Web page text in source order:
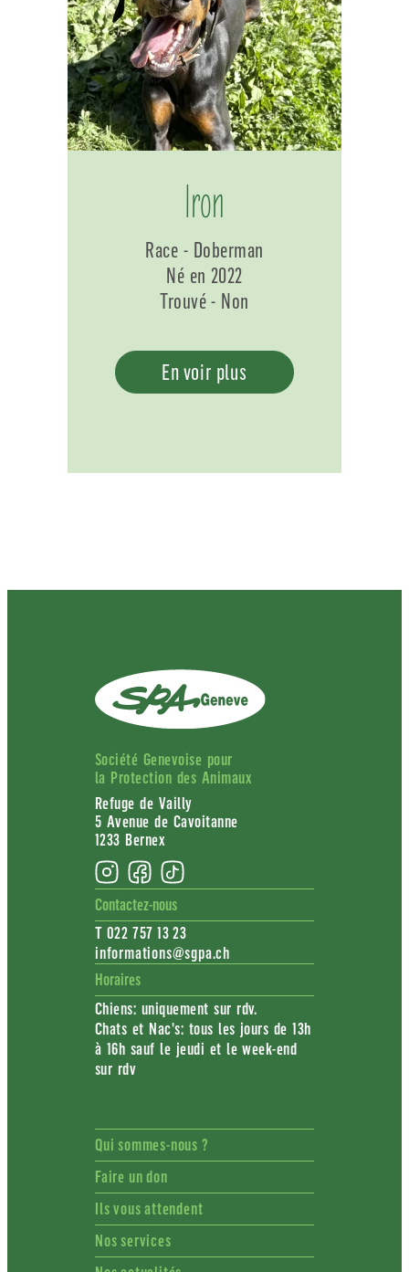
Iron
Race - Doberman
Né en 2022
Trouvé - Non
En voir plus
Société Genevoise pour
la Protection des Animaux
Refuge de Vailly
5 Avenue de Cavoitanne
1233 Bernex
Contactez-nous
T 022 757 13 23
informations@sgpa.ch
Horaires
Chiens: uniquement sur rdv.
Chats et Nac's: tous les jours de 13h
à 16h sauf le jeudi et le week-end
sur rdv
Qui sommes-nous ?
Faire un don
Ils vous attendent
Nos services